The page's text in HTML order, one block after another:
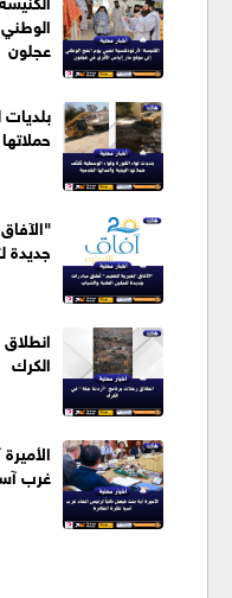
عجلون
جديدة
الكرك
غرب